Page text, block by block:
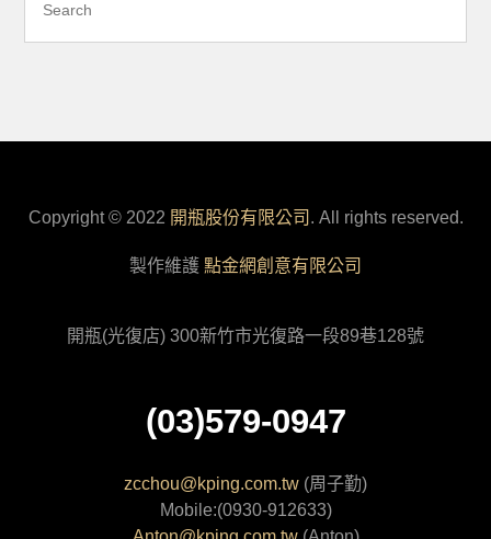
Copyright © 2022 開瓶股份有限公司 . All rights reserved.
製作維護 點金網創意有限公司
開瓶(光復店) 300新竹市光復路一段89巷128號
(03)579-0947
zcchou@kping.com.tw (周子勤)
Mobile:(0930-912633)